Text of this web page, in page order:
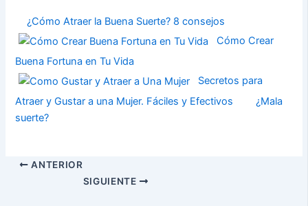
¿Cómo Atraer la Buena Suerte? 8 consejos
Cómo Crear
Buena Fortuna en Tu Vida
Secretos para
Atraer y Gustar a una Mujer. Fáciles y Efectivos
¿Mala
suerte?
ANTERIOR
SIGUIENTE